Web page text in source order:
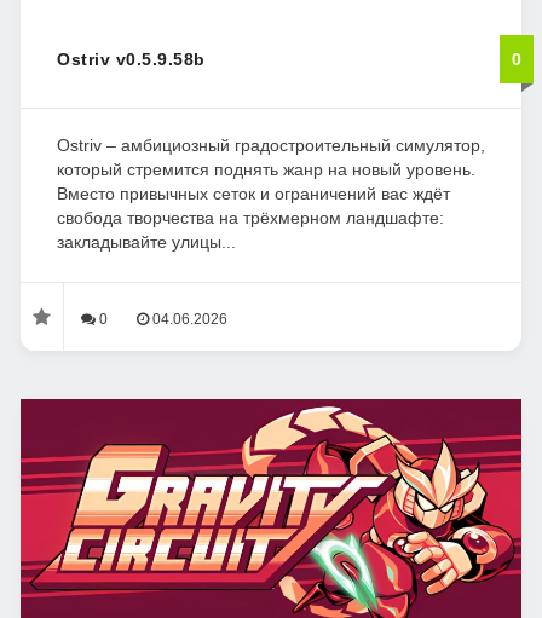
Ostriv v0.5.9.58b 0
Ostriv – амбициозный градостроительный симулятор,
который стремится поднять жанр на новый уровень.
Вместо привычных сеток и ограничений вас ждёт
свобода творчества на трёхмерном ландшафте:
закладывайте улицы...
0 04.06.2026